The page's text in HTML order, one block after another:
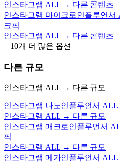
인스타그램 ALL → 다른 콘텐츠
인스타그램 마이크로인플루언서
크픽
인스타그램 ALL → 다른 콘텐츠
+ 10개 더 많은 옵션
다른 규모
인스타그램 ALL → 다른 규모
인스타그램 나노인플루언서 ALL
인스타그램 ALL → 다른 규모
인스타그램 매크로인플루언서
픽
인스타그램 ALL → 다른 규모
인스타그램 메가인플루언서 ALL